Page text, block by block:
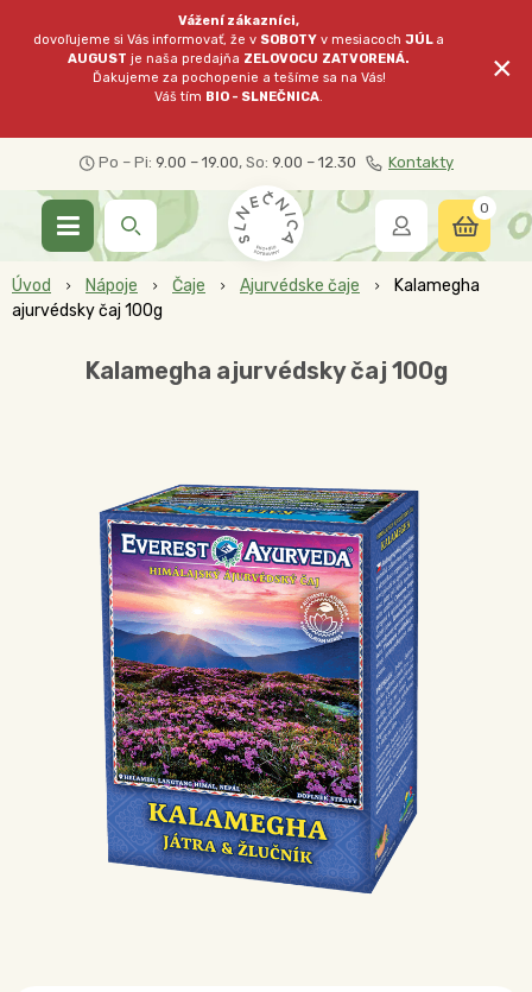
Vážení zákazníci,
dovoľujeme si Vás informovať, že v SOBOTY v mesiacochJÚL a
AUGUST je naša predajňa ZELOVOCU ZATVORENÁ.
Ďakujeme za pochopenie a tešíme sa na Vás!
Váš tím BIO - SLNEČNICA.
×
Po – Pi: 9.00 – 19.00, So: 9.00 – 12.30 Kontakty
0
Úvod Nápoje Čaje Ajurvédske čaje
Kalamegha
ajurvédsky čaj 100g
Kalamegha ajurvédsky čaj 100g